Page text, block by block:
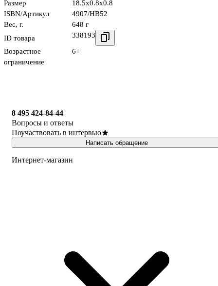
Размер
18.5x0.8x0.8
ISBN/Артикул
4907/HB52
Вес, г.
648 г
ID товара
338193
Возрастное
ограничение
6+
8 495 424-84-44
Вопросы и ответы
Поучаствовать в интервью
Написать обращение
Интернет-магазин